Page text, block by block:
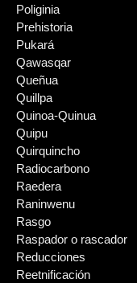
Poliginia
Prehistoria
Pukará
Qawasqar
Queñua
Quillpa
Quinoa-Quinua
Quipu
Quirquincho
Radiocarbono
Raedera
Raninwenu
Rasgo
Raspador o rascador
Reducciones
Reetnificación